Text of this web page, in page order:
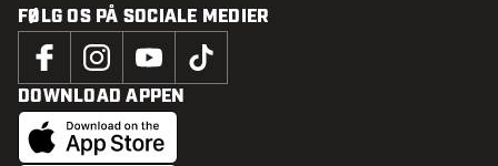
FØLG OS PÅ SOCIALE MEDIER
DOWNLOAD APPEN